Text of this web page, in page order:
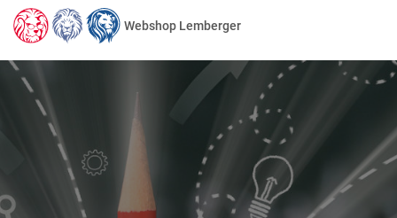
Webshop Lemberger